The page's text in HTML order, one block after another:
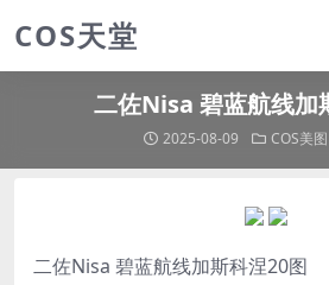
COS天堂
二佐Nisa 碧蓝航线加
2025-08-09 COS美图
二佐Nisa 碧蓝航线加斯科涅20图